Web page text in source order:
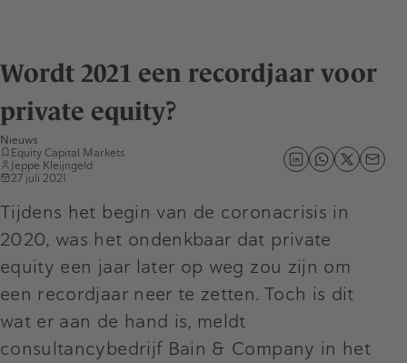
Wordt 2021 een recordjaar voor
private equity?
Nieuws
Equity Capital Markets
Jeppe Kleijngeld
27 juli 2021
Tijdens het begin van de coronacrisis in
2020, was het ondenkbaar dat private
equity een jaar later op weg zou zijn om
een recordjaar neer te zetten. Toch is dit
wat er aan de hand is, meldt
consultancybedrijf Bain & Company in het